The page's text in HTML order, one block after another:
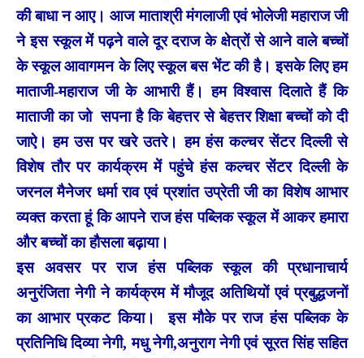
की बाधा न आए। आज माताश्री मंगलाजी एवं भोलेजी महाराज जी
ने इस स्कूल में पढ़ने वाले दूर दराज के क्षेत्रों से आने वाले बच्चों
के स्कूल आवागमन के लिए स्कूल बस भेंट की है। इसके लिए हम
माताजी-महाराज जी के आभारी हैं। हम विश्वास दिलाते हैं कि
माताजी का जो सपना है कि बेहत्तर से बेहत्तर शिक्षा बच्चों को दी
जाऐ। हम उस पर खरे उतरे। हम हंस कल्चर सेंटर दिल्ली से
विशेष तौर पर कार्यक्रम में पहुंचे हंस कल्चर सेंटर दिल्ली के
जरनल मैनेजर धर्मा राव एवं प्रशांत उप्रेती जी का विशेष आभार
व्यक्त करता हूं कि आपने राज हंस पब्लिक स्कूल में आकर हमारा
और बच्चों का हौसला बढ़ाया।
इस अवसर पर राज हंस पब्लिक स्कूल की प्रधानाचार्य
अनुरंजिता नेगी ने कार्यक्रम में मौजूद अतिथियों एवं प्रबुद्धजनों
का आभार प्रकट किया।इस मौके पर राज हंस पब्लिक के
प्रतिनिधि दिव्या नेगी, मधु नेगी,अनुराग नेगी एवं सूरत सिंह सहित